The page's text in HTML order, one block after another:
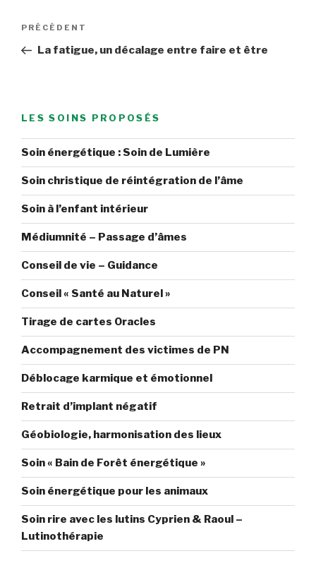
Navigation
l’article
Article
précédent
PRÉCÉDENT
La fatigue, un décalage entre faire et être
LES SOINS PROPOSÉS
Soin énergétique : Soin de Lumière
Soin christique de réintégration de l’âme
Soin à l’enfant intérieur
Médiumnité – Passage d’âmes
Conseil de vie – Guidance
Conseil « Santé au Naturel »
Tirage de cartes Oracles
Accompagnement des victimes de PN
Déblocage karmique et émotionnel
Retrait d’implant négatif
Géobiologie, harmonisation des lieux
Soin « Bain de Forêt énergétique »
Soin énergétique pour les animaux
Soin rire avec les lutins Cyprien & Raoul –
Lutinothérapie